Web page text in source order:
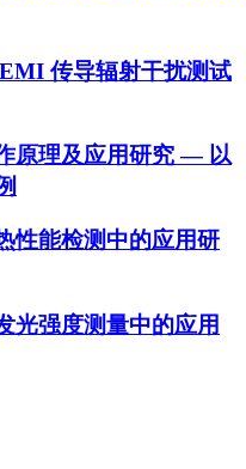
传导辐射干扰测试
原理及应用研究 — 以
性能检测中的应用研
光强度测量中的应用